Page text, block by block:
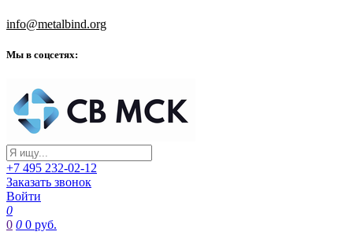
info@metalbind.org
Мы в соцсетях:
+7 495 232-02-12
Заказать звонок
Войти
0
0 0 0 руб.